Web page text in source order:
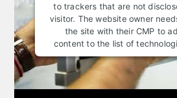
to trackers that are not
visitor. The website owner
the site with their CMP to
content to the list of